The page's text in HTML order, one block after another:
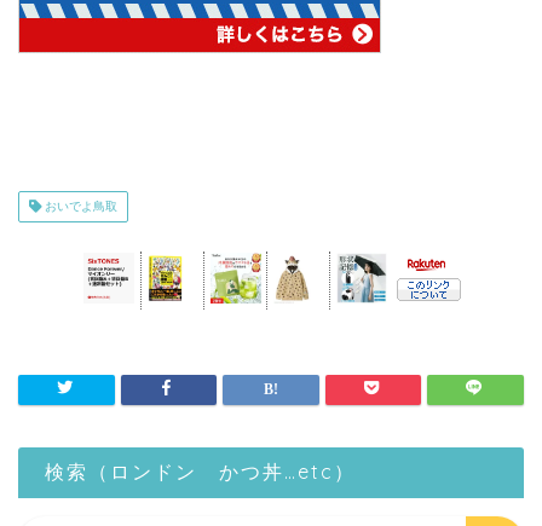
おいでよ鳥取
検索（ロンドン かつ丼…etc）